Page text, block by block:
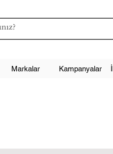
Markalar Kampanyalar